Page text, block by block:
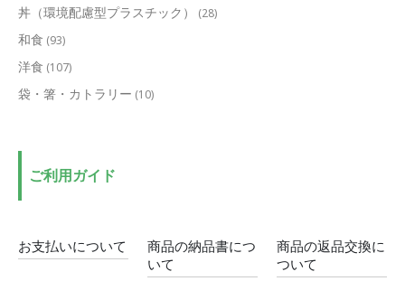
丼（環境配慮型プラスチック） (28)
和食 (93)
洋食 (107)
袋・箸・カトラリー (10)
ご利用ガイド
お支払いについて
商品の納品書につ
いて
商品の返品交換に
ついて